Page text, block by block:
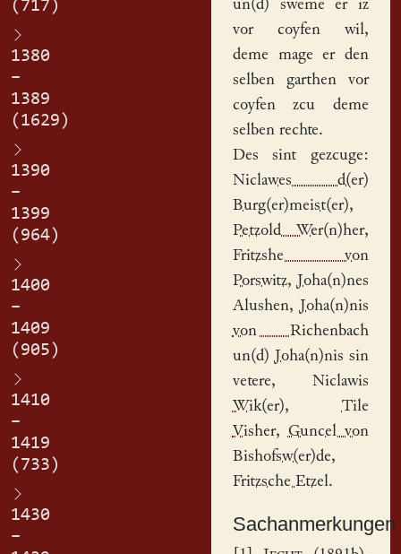
(717)
1380
–
1389
(1629)
1390
–
1399
(964)
1400
–
1409
(905)
1410
–
1419
(733)
1430
–
un(d) sweme er iz
vor coyfen wil,
deme mage er den
selben garthen vor
coyfen zcu deme
selben rechte.
Des sint gezcuge:
Niclawes d(er)
Burg(er)meist(er),
Petzold Wer(n)her,
Fritzshe von
Porswitz,Joha(n)nes
Alushen,Joha(n)nis
von Richenbach
un(d)Joha(n)nis sin
vetere, Niclawis
Wik(er),Tile
Visher,Guncel von
Bishofsw(er)de,
Fritzsche Etzel.
Sachanmerkungen